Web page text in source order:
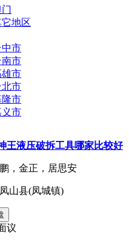
地区
中市
南市
雄市
北市
隆市
义市
王液压破拆工具哪家比较好
，金正，居思安
山县(凤城镇)
议